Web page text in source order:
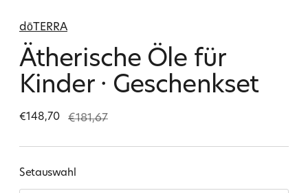
dōTERRA
Ätherische Öle für
Kinder · Geschenkset
€148,70
Regulärer€181,67
Setauswahl